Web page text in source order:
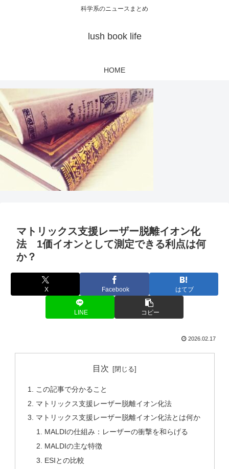
科学系のニュースまとめ
lush book life
HOME
マトリックス支援レーザー脱離イオン化
法 1価イオンとして測定できる利点は何
か？
X Facebook はてブ
LINE コピー
2026.02.17
目次
この記事で分かること
マトリックス支援レーザー脱離イオン化法
マトリックス支援レーザー脱離イオン化法とは何か
MALDIの仕組み：レーザーの衝撃を和らげる
MALDIの主な特徴
ESIとの比較